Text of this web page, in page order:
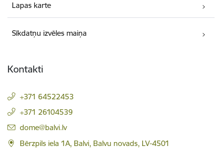
Lapas karte
Sīkdatņu izvēles maiņa
Kontakti
+371 64522453
+371 26104539
E-pasts:
dome@balvi.lv
Bērzpils iela 1A, Balvi, Balvu novads, LV-4501